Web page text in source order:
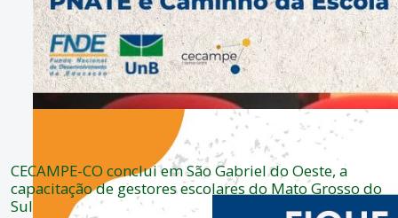
CECAMPE-CO conclui em São Gabriel do Oeste, a
capacitação de gestores escolares do Mato Grosso do
Sul